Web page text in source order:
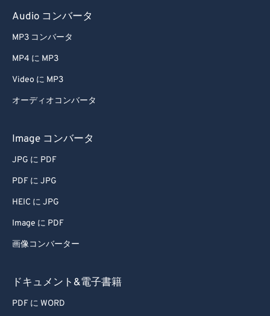
Audio コンバータ
MP3 コンバータ
MP4 に MP3
Video に MP3
オーディオコンバータ
Image コンバータ
JPG に PDF
PDF に JPG
HEIC に JPG
Image に PDF
画像コンバーター
ドキュメント&電子書籍
PDF に WORD